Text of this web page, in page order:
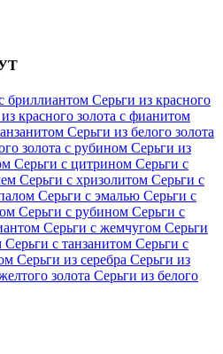
бриллиантом Серьги из красного
красного золота с фианитом
Серьги из белого золота
золота с рубином Серьги из
Серьги с цитрином Серьги с
Серьги с хризолитом Серьги с
Серьги с эмалью Серьги с
Серьги с рубином Серьги с
Серьги с жемчугом Серьги
Серьги с танзанитом Серьги с
Серьги из серебра Серьги из
золота Серьги из белого